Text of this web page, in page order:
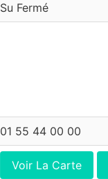
Su Fermé
01 55 44 00 00
Voir La Carte